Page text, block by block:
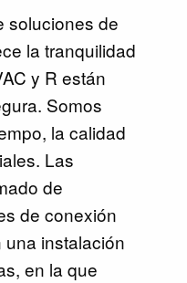
soluciones de
la tranquilidad
y R están
Somos
la calidad
Las
de
de conexión
instalación
en la que